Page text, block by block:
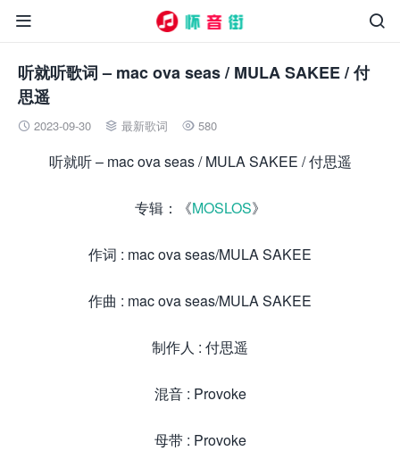


听就听歌词 – mac ova seas / MULA SAKEE / 付
思遥
 2023-09-30  最新歌词  580
听就听 – mac ova seas / MULA SAKEE / 付思遥
专辑：《MOSLOS》
作词 : mac ova seas/MULA SAKEE
作曲 : mac ova seas/MULA SAKEE
制作人 : 付思遥
混音 : Provoke
母带 : Provoke